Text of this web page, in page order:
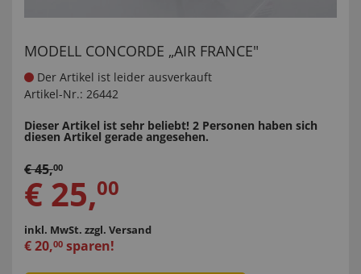
MODELL CONCORDE „AIR FRANCE"
Der Artikel ist leider ausverkauft
Artikel-Nr.: 26442
Dieser Artikel ist sehr beliebt! 2 Personen haben sich
diesen Artikel gerade angesehen.
€45,00
€ 25,00
inkl. MwSt. zzgl. Versand
€20,00 sparen!